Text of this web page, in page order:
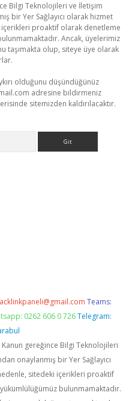
Bilgi Teknolojileri ve İletişim
bir Yer Sağlayıcı olarak hizmet
proaktif olarak denetleme
Ancak, üyelerimiz
taşımakta olup, siteye üye olarak
olduğunu düşündüğünüz
adresine bildirmeniz
sitemizden kaldırılacaktır.
Teams:
0262 606 0 726 Telegram:
Kanun gereğince Bilgi Teknolojileri
onaylanmış bir Yer Sağlayıcı
sitedeki içerikleri proaktif
bulunmamaktadır.